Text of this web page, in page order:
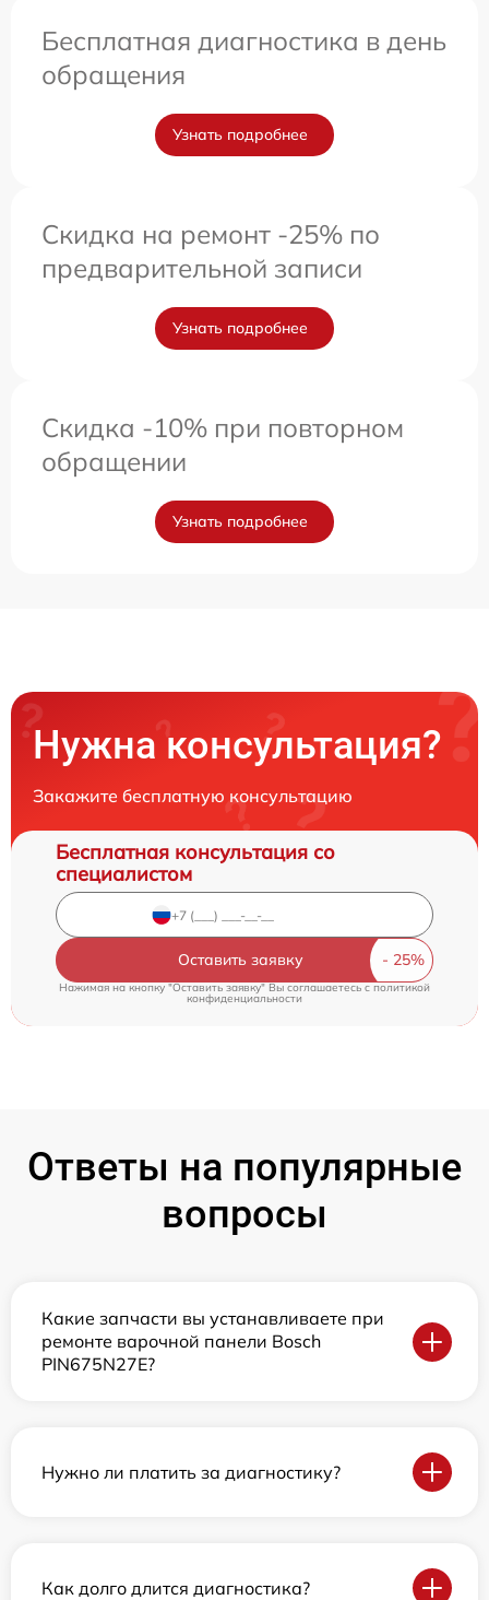
Бесплатная диагностика в день
обращения
Узнать подробнее
Скидка на ремонт -25% по
предварительной записи
Узнать подробнее
Скидка -10% при повторном
обращении
Узнать подробнее
Нужна консультация?
Закажите бесплатную консультацию
Бесплатная консультация со
специалистом
Оставить заявку
Нажимая на кнопку "Оставить заявку" Вы соглашаетесь cполитикой
конфиденциальности
Ответы на популярные
вопросы
Какие запчасти вы устанавливаете при
ремонте варочной панели Bosch
PIN675N27E?
Нужно ли платить за диагностику?
Как долго длится диагностика?